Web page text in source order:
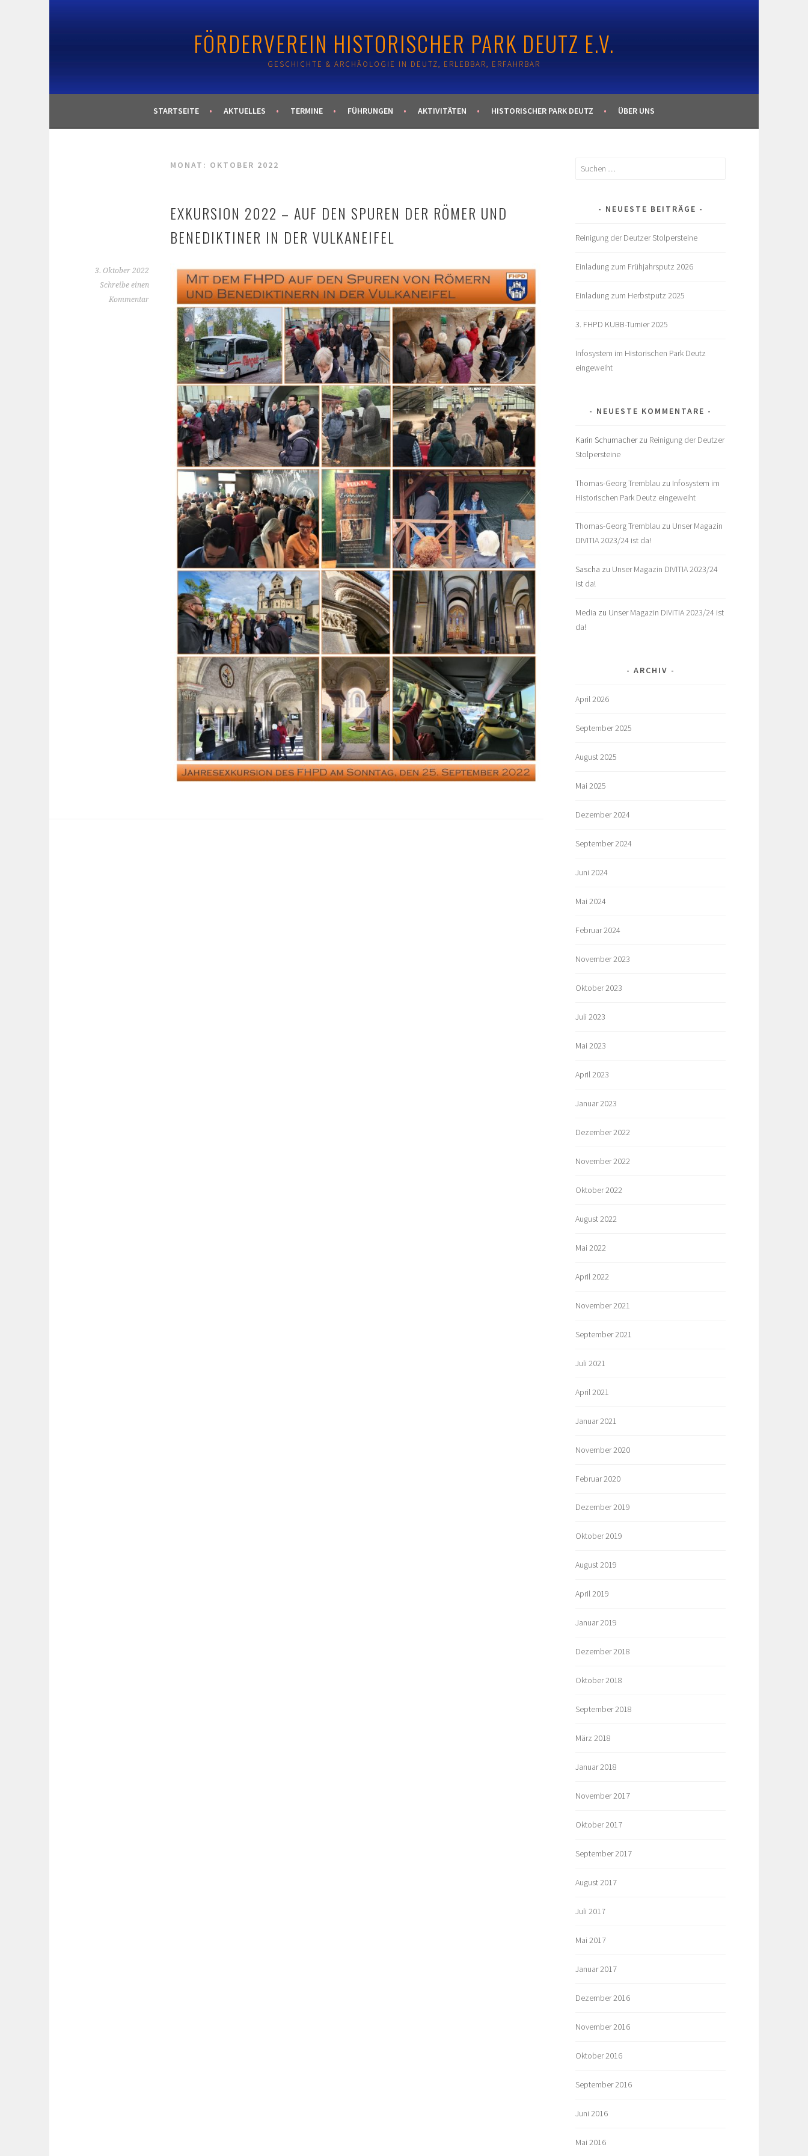
FÖRDERVEREIN HISTORISCHER PARK DEUTZ E.V.
GESCHICHTE & ARCHÄOLOGIE IN DEUTZ, ERLEBBAR, ERFAHRBAR
STARTSEITE AKTUELLES TERMINE FÜHRUNGEN AKTIVITÄTEN HISTORISCHER PARK DEUTZ ÜBER UNS
MONAT: OKTOBER 2022
EXKURSION 2022 – AUF DEN SPUREN DER RÖMER UND
BENEDIKTINER IN DER VULKANEIFEL
3. Oktober 2022
Schreibe einen
Kommentar
Suchen
NEUESTE BEITRÄGE
Reinigung der Deutzer Stolpersteine
Einladung zum Frühjahrsputz 2026
Einladung zum Herbstputz 2025
3. FHPD KUBB-Turnier 2025
Infosystem im Historischen Park Deutz
eingeweiht
NEUESTE KOMMENTARE
Karin Schumacherzu Reinigung der Deutzer
Stolpersteine
Thomas-Georg Tremblau zu Infosystem im
Historischen Park Deutz eingeweiht
Thomas-Georg Tremblau zu Unser Magazin
DIVITIA 2023/24 ist da!
Sascha zu Unser Magazin DIVITIA 2023/24
ist da!
Media zu Unser Magazin DIVITIA 2023/24 ist
da!
ARCHIV
April 2026
September 2025
August 2025
Mai 2025
Dezember 2024
September 2024
Juni 2024
Mai 2024
Februar 2024
November 2023
Oktober 2023
Juli 2023
Mai 2023
April 2023
Januar 2023
Dezember 2022
November 2022
Oktober 2022
August 2022
Mai 2022
April 2022
November 2021
September 2021
Juli 2021
April 2021
Januar 2021
November 2020
Februar 2020
Dezember 2019
Oktober 2019
August 2019
April 2019
Januar 2019
Dezember 2018
Oktober 2018
September 2018
März 2018
Januar 2018
November 2017
Oktober 2017
September 2017
August 2017
Juli 2017
Mai 2017
Januar 2017
Dezember 2016
November 2016
Oktober 2016
September 2016
Juni 2016
Mai 2016